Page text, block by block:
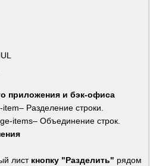
приложения и бэк-офиса
Разделение строки.
items– Объединение строк.
лист кнопку "Разделить" рядом